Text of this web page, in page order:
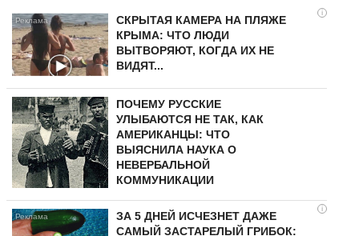
i
СКРЫТАЯ КАМЕРА НА ПЛЯЖЕ
КРЫМА: ЧТО ЛЮДИ
ВЫТВОРЯЮТ, КОГДА ИХ НЕ
ВИДЯТ...
ПОЧЕМУ РУССКИЕ
УЛЫБАЮТСЯ НЕ ТАК, КАК
АМЕРИКАНЦЫ: ЧТО
ВЫЯСНИЛА НАУКА О
НЕВЕРБАЛЬНОЙ
КОММУНИКАЦИИ
i
ЗА 5 ДНЕЙ ИСЧЕЗНЕТ ДАЖЕ
САМЫЙ ЗАСТАРЕЛЫЙ ГРИБОК: